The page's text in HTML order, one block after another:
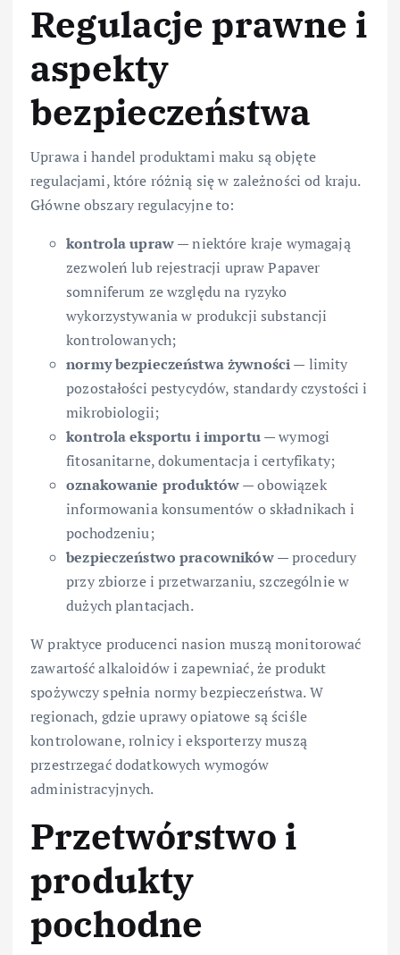
Regulacje prawne i
aspekty
bezpieczeństwa
Uprawa i handel produktami maku są objęte
regulacjami, które różnią się w zależności od kraju.
Główne obszary regulacyjne to:
kontrola upraw— niektóre kraje wymagają
zezwoleń lub rejestracji upraw Papaver
somniferum ze względu na ryzyko
wykorzystywania w produkcji substancji
kontrolowanych;
normy bezpieczeństwa żywności— limity
pozostałości pestycydów, standardy czystości i
mikrobiologii;
kontrola eksportu i importu— wymogi
fitosanitarne, dokumentacja i certyfikaty;
oznakowanie produktów— obowiązek
informowania konsumentów o składnikach i
pochodzeniu;
bezpieczeństwo pracowników— procedury
przy zbiorze i przetwarzaniu, szczególnie w
dużych plantacjach.
W praktyce producenci nasion muszą monitorować
zawartość alkaloidów i zapewniać, że produkt
spożywczy spełnia normy bezpieczeństwa. W
regionach, gdzie uprawy opiatowe są ściśle
kontrolowane, rolnicy i eksporterzy muszą
przestrzegać dodatkowych wymogów
administracyjnych.
Przetwórstwo i
produkty
pochodne